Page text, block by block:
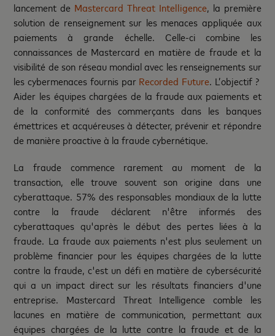
lancement de Mastercard Threat Intelligence, la première
solution de renseignement sur les menaces appliquée aux
paiements à grande échelle. Celle-ci combine les
connaissances de Mastercard en matière de fraude et la
visibilité de son réseau mondial avec les renseignements sur
les cybermenaces fournis parRecorded Future. L’objectif ?
Aider les équipes chargées de la fraude aux paiements et
de la conformité des commerçants dans les banques
émettrices et acquéreuses à détecter, prévenir et répondre
de manière proactive à la fraude cybernétique.
La fraude commence rarement au moment de la
transaction, elle trouve souvent son origine dans une
cyberattaque. 57% des responsables mondiaux de la lutte
contre la fraude déclarent n'être informés des
cyberattaques qu'après le début des pertes liées à la
fraude. La fraude aux paiements n'est plus seulement un
problème financier pour les équipes chargées de la lutte
contre la fraude, c'est un défi en matière de cybersécurité
qui a un impact direct sur les résultats financiers d'une
entreprise. Mastercard Threat Intelligence comble les
lacunes en matière de communication, permettant aux
équipes chargées de la lutte contre la fraude et de la